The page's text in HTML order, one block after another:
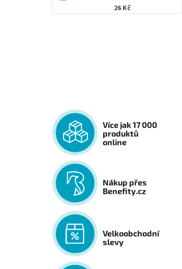
26 Kč
Více jak 17 000
produktů
online
Nákup přes
Benefity.cz
Velkoobchodní
slevy